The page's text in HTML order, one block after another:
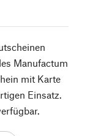
Manufactum
mit Karte
Einsatz.